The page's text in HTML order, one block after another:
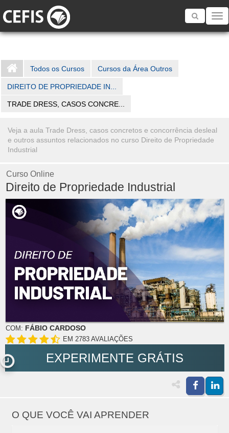
Toggle
Todos os Cursos Cursos da Área Outros
DIREITO DE PROPRIEDADE IN...
TRADE DRESS, CASOS CONCRE...
Veja a aula Trade Dress, casos concretos e concorrência desleal
e outros assuntos relacionados no curso Direito de Propriedade
Industrial
Curso Online
Direito de Propriedade Industrial
COM: FÁBIO CARDOSO
EM 2783 AVALIAÇÕES
EXPERIMENTE GRÁTIS
O QUE VOCÊ VAI APRENDER